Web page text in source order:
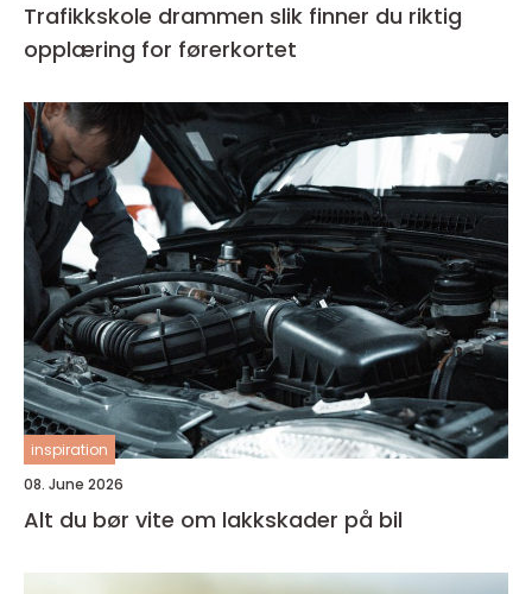
Trafikkskole drammen slik finner du riktig
opplæring for førerkortet
inspiration
08. June 2026
Alt du bør vite om lakkskader på bil